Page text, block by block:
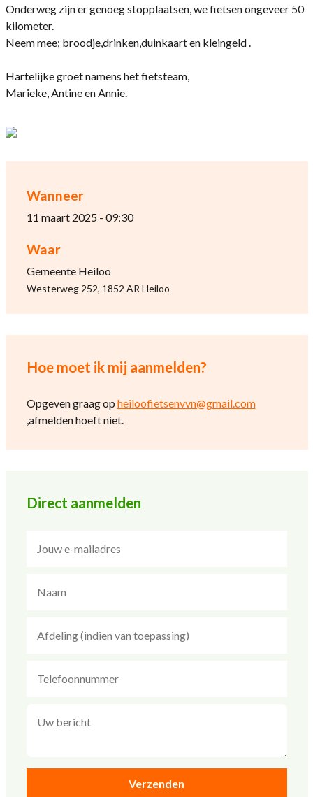
Wanneer
11 maart 2025 - 09:30
Waar
Gemeente Heiloo
Westerweg 252, 1852 AR Heiloo
Hoe moet ik mij aanmelden?
Opgeven graag op heiloofietsenvvn@gmail.com
,afmelden hoeft niet.
Direct aanmelden
Onderweg zijn er genoeg stopplaatsen, we fietsen ongeveer 50
kilometer.
Neem mee; broodje,drinken,duinkaart en kleingeld .
Hartelijke groet namens het fietsteam,
Marieke, Antine en Annie.